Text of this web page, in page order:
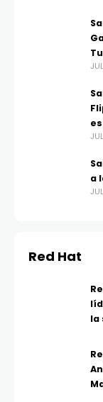
a
Red Hat
la